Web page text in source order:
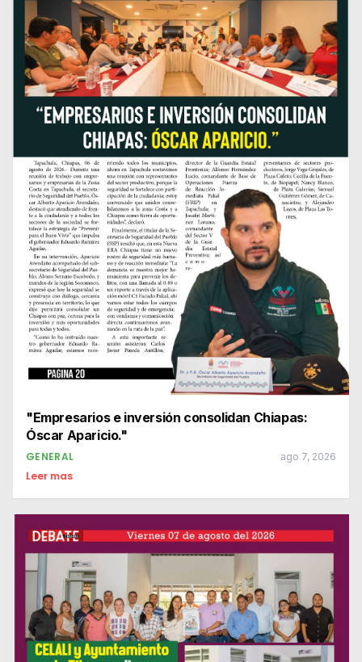
"Empresarios e inversión consolidan Chiapas:
GENERAL ago 7, 2026
Leer mas